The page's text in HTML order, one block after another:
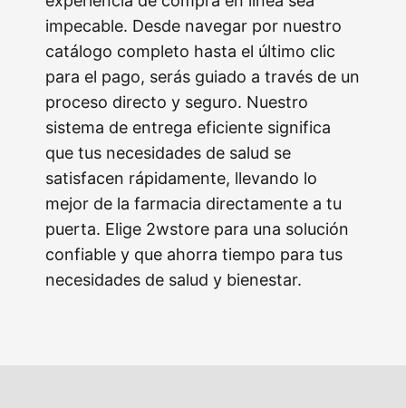
impecable. Desde navegar por nuestro
catálogo completo hasta el último clic
para el pago, serás guiado a través de un
proceso directo y seguro. Nuestro
sistema de entrega eficiente significa
que tus necesidades de salud se
satisfacen rápidamente, llevando lo
mejor de la farmacia directamente a tu
puerta. Elige 2wstore para una solución
confiable y que ahorra tiempo para tus
necesidades de salud y bienestar.